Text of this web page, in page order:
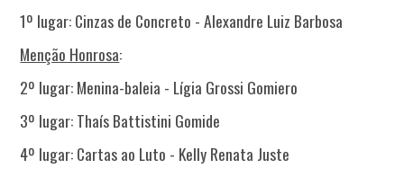
1º lugar: Cinzas de Concreto - Alexandre Luiz Barbosa
Menção Honrosa:
2º lugar: Menina-baleia - Lígia Grossi Gomiero
3º lugar: Thaís Battistini Gomide
4º lugar: Cartas ao Luto - Kelly Renata Juste